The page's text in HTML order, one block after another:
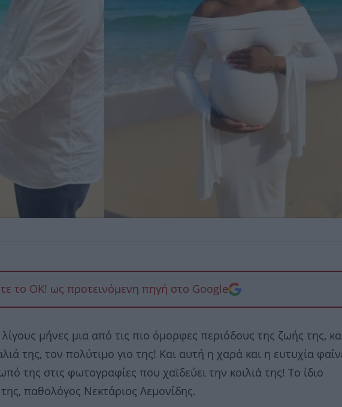
το OK! ως προτεινόμενη πηγή στο Google
λίγους μήνες μια από τις πιο όμορφες περιόδους της ζωής της,
της, τον πολύτιμο γιο της! Και αυτή η χαρά και η ευτυχία
της στις φωτογραφίες που χαϊδεύει την κοιλιά της! Το ίδιο
παθολόγος Νεκτάριος Λεμονίδης.